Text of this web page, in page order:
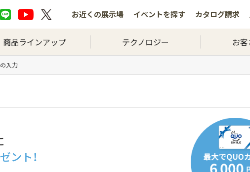
お近くの展示場 イベントを探す カタログ請求
商品ラインアップ テクノロジー お
入力
ント！